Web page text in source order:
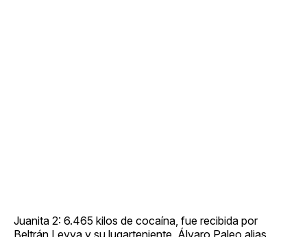
Juanita 2: 6.465 kilos de cocaína, fue recibida por
Beltrán Leyva y su lugarteniente, Álvaro Paleo alias